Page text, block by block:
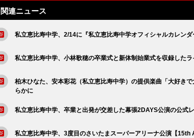
関連ニュース
私立恵比寿中学、2/14に『私立恵比寿中学オフィシャルカレン
私立恵比寿中学、小林歌穂の卒業式と新体制始業式を収録した
柏木ひなた、安本彩花（私立恵比寿中学）の提供楽曲「大好き
らかに
私立恵比寿中学、卒業と出発が交差した幕張2DAYS公演の公式
私立恵比寿中学、3度目のさいたまスーパーアリーナ公演【